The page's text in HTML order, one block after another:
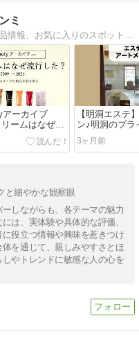
ミ
アーカイブ
ームはなぜ流
【明洞エステ
ン♪明洞のプラ
すり＆エステ
3ヶ月前
と細やかな観察眼
しながらも、各テーマの魅力
は、実体験や具体的な評価、
役立つ情報や興味を惹きつけ
を通じて、親しみやすさとほ
やトレンドに敏感な人の心を